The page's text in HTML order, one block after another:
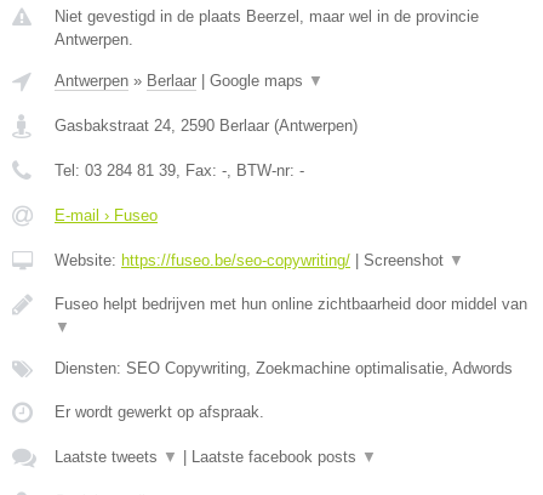
Niet gevestigd in de plaats Beerzel, maar wel in de provincie
Antwerpen.
Antwerpen » Berlaar Google maps ▼
Gasbakstraat 24, 2590 Berlaar (Antwerpen)
Tel: 03 284 81 39, Fax: -, BTW-nr: -
E-mail › Fuseo
Website: https://fuseo.be/seo-copywriting/ Screenshot ▼
Fuseo helpt bedrijven met hun online zichtbaarheid door middel van
▼
Diensten: SEO Copywriting, Zoekmachine optimalisatie, Adwords
Er wordt gewerkt op afspraak.
Laatste tweets ▼ Laatste facebook posts ▼